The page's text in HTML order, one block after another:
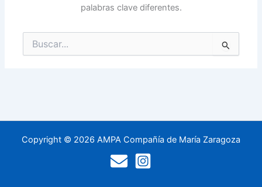
palabras clave diferentes.
por:
Copyright © 2026 AMPA Compañía de María Zaragoza